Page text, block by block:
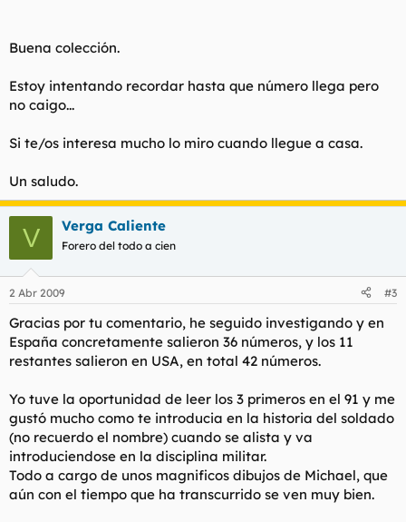
Buena colección.
Estoy intentando recordar hasta que número llega pero
no caigo...
Si te/os interesa mucho lo miro cuando llegue a casa.
Un saludo.
V Verga Caliente
Forero del todo a cien
2 Abr 2009 #3
Gracias por tu comentario, he seguido investigando y en
España concretamente salieron 36 números, y los 11
restantes salieron en USA, en total 42 números.
Yo tuve la oportunidad de leer los 3 primeros en el 91 y me
gustó mucho como te introducia en la historia del soldado
(no recuerdo el nombre) cuando se alista y va
introduciendose en la disciplina militar.
Todo a cargo de unos magnificos dibujos de Michael, que
aún con el tiempo que ha transcurrido se ven muy bien.